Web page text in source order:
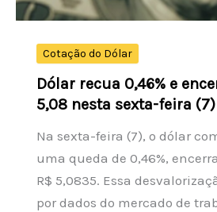
Cotação do Dólar
Dólar recua 0,46% e
5,08 nesta sexta-feira (7)
Na sexta-feira (7), o dólar
uma queda de 0,46%,
R$ 5,0835. Essa
por dados do mercado de